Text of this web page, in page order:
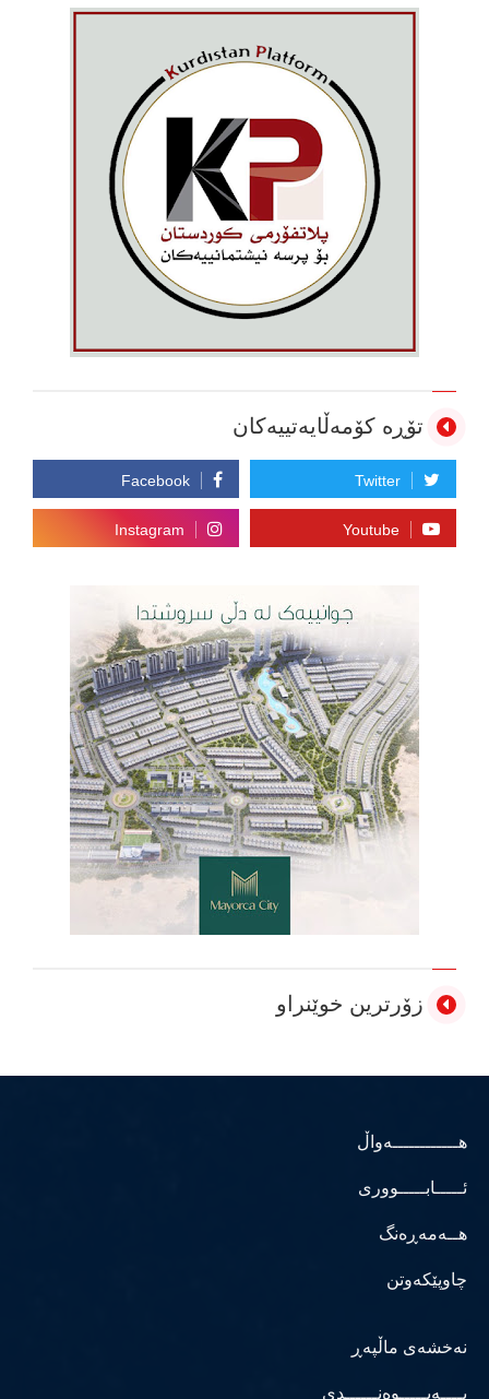
تۆڕە کۆمەڵایەتییەکان
زۆرترین خوێنراو
هــــــــــــەواڵ
ئـــــابـــــووری
هــەمەڕەنگ
چاوپێکەوتن
نەخشەی ماڵپەڕ
پــــەیـــــوەنــــــدی